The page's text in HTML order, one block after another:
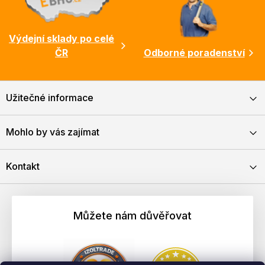
Výdejní sklady po celé
ČR
Odborné poradenství
Užitečné informace
Mohlo by vás zajímat
Kontakt
Můžete nám důvěřovat